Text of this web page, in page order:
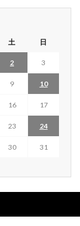
土 日
2 3
9 10
16 17
23 24
30
31